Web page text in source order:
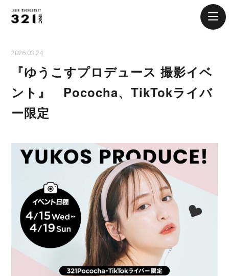
2026.03.24
『ゆうこすプロデュース 撮影イベ
ント』 Pococha、TikTokライバ
ー限定